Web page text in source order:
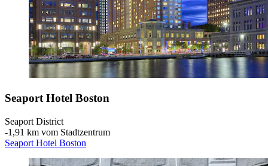
Seaport Hotel Boston
Seaport District
‐1,91 km vom Stadtzentrum
Seaport Hotel Boston